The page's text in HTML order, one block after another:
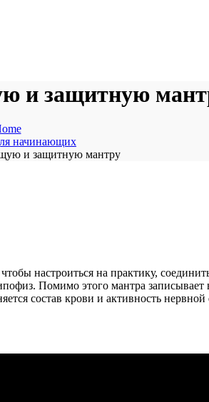
и защитную
начинающих
и защитную мантру
настроиться на практику,
Помимо этого мантра записывает
состав крови и активность